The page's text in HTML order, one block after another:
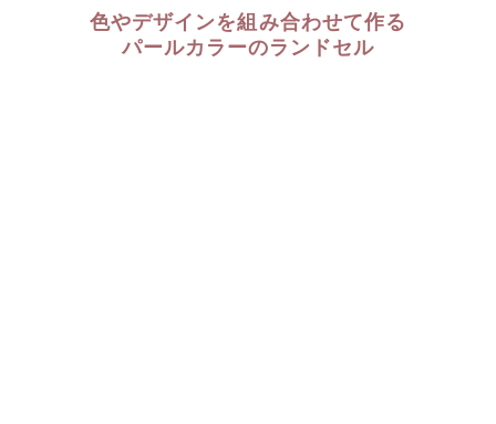
色やデザインを組み合わせて作る
パールカラーのランドセル